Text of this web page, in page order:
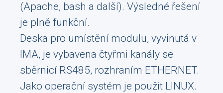
(Apache, bash a další). Výsledné řešení
je plně funkční.
Deska pro umístění modulu, vyvinutá v
IMA, je vybavena čtyřmi kanály se
sběrnicí RS485, rozhraním ETHERNET.
Jako operační systém je použit LINUX.